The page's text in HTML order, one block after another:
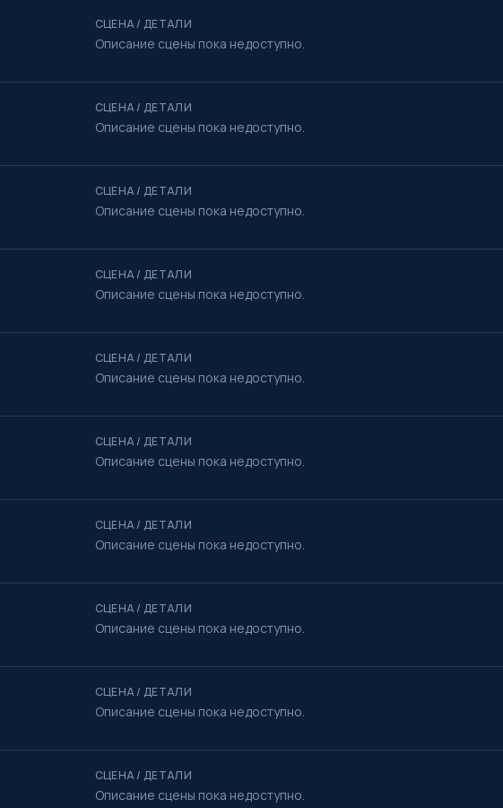
СЦЕНА / ДЕТАЛИ
Описание сцены пока недоступно.
СЦЕНА / ДЕТАЛИ
Описание сцены пока недоступно.
СЦЕНА / ДЕТАЛИ
Описание сцены пока недоступно.
СЦЕНА / ДЕТАЛИ
Описание сцены пока недоступно.
СЦЕНА / ДЕТАЛИ
Описание сцены пока недоступно.
СЦЕНА / ДЕТАЛИ
Описание сцены пока недоступно.
СЦЕНА / ДЕТАЛИ
Описание сцены пока недоступно.
СЦЕНА / ДЕТАЛИ
Описание сцены пока недоступно.
СЦЕНА / ДЕТАЛИ
Описание сцены пока недоступно.
СЦЕНА / ДЕТАЛИ
Описание сцены пока недоступно.